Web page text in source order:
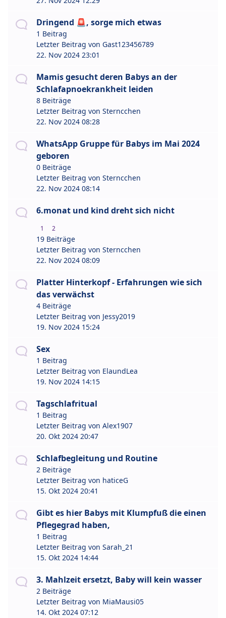
Dringend 🚨, sorge mich etwas
1 Beitrag
Letzter Beitrag von Gast123456789
22. Nov 2024 23:01
Mamis gesucht deren Babys an der
Schlafapnoekrankheit leiden
8 Beiträge
Letzter Beitrag von Sterncchen
22. Nov 2024 08:28
WhatsApp Gruppe für Babys im Mai 2024
geboren
0 Beiträge
Letzter Beitrag von Sterncchen
22. Nov 2024 08:14
6.monat und kind dreht sich nicht
1 2
19 Beiträge
Letzter Beitrag von Sterncchen
22. Nov 2024 08:09
Platter Hinterkopf - Erfahrungen wie sich
das verwächst
4 Beiträge
Letzter Beitrag von Jessy2019
19. Nov 2024 15:24
Sex
1 Beitrag
Letzter Beitrag von ElaundLea
19. Nov 2024 14:15
Tagschlafritual
1 Beitrag
Letzter Beitrag von Alex1907
20. Okt 2024 20:47
Schlafbegleitung und Routine
2 Beiträge
Letzter Beitrag von haticeG
15. Okt 2024 20:41
Gibt es hier Babys mit Klumpfuß die einen
Pflegegrad haben,
1 Beitrag
Letzter Beitrag von Sarah_21
15. Okt 2024 14:44
3. Mahlzeit ersetzt, Baby will kein wasser
2 Beiträge
Letzter Beitrag von MiaMausi05
14. Okt 2024 07:12